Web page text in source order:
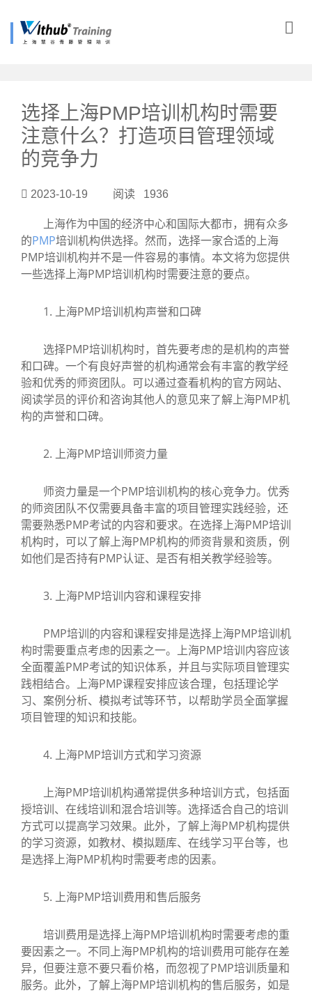
选择上海PMP培训机构时需要
注意什么？打造项目管理领域
的竞争力
2023-10-19 阅读 1936
上海作为中国的经济中心和国际大都市，拥有众多
的PMP培训机构供选择。然而，选择一家合适的上海
PMP培训机构并不是一件容易的事情。本文将为您提供
一些选择上海PMP培训机构时需要注意的要点。
1. 上海PMP培训机构声誉和口碑
选择PMP培训机构时，首先要考虑的是机构的声誉
和口碑。一个有良好声誉的机构通常会有丰富的教学经
验和优秀的师资团队。可以通过查看机构的官方网站、
阅读学员的评价和咨询其他人的意见来了解上海PMP机
构的声誉和口碑。
2. 上海PMP培训师资力量
师资力量是一个PMP培训机构的核心竞争力。优秀
的师资团队不仅需要具备丰富的项目管理实践经验，还
需要熟悉PMP考试的内容和要求。在选择上海PMP培训
机构时，可以了解上海PMP机构的师资背景和资质，例
如他们是否持有PMP认证、是否有相关教学经验等。
3. 上海PMP培训内容和课程安排
PMP培训的内容和课程安排是选择上海PMP培训机
构时需要重点考虑的因素之一。上海PMP培训内容应该
全面覆盖PMP考试的知识体系，并且与实际项目管理实
践相结合。上海PMP课程安排应该合理，包括理论学
习、案例分析、模拟考试等环节，以帮助学员全面掌握
项目管理的知识和技能。
4. 上海PMP培训方式和学习资源
上海PMP培训机构通常提供多种培训方式，包括面
授培训、在线培训和混合培训等。选择适合自己的培训
方式可以提高学习效果。此外，了解上海PMP机构提供
的学习资源，如教材、模拟题库、在线学习平台等，也
是选择上海PMP机构时需要考虑的因素。
5. 上海PMP培训费用和售后服务
培训费用是选择上海PMP培训机构时需要考虑的重
要因素之一。不同上海PMP机构的培训费用可能存在差
异，但要注意不要只看价格，而忽视了PMP培训质量和
服务。此外，了解上海PMP培训机构的售后服务，如是